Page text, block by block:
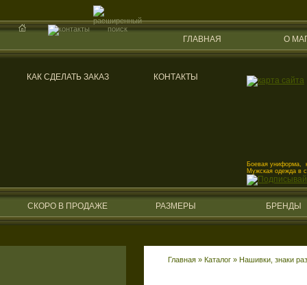
ГЛАВНАЯ О
КАК СДЕЛАТЬ ЗАКАЗ КОНТАКТЫ
Боевая униформа,
Мужская одежда в
СКОРО В ПРОДАЖЕ РАЗМЕРЫ БРЕНДЫ
Главная » Каталог » Нашивки, знаки